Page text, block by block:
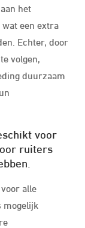
het
een extra
Echter, door
volgen,
duurzaam
voor
ruiters
alle
mogelijk